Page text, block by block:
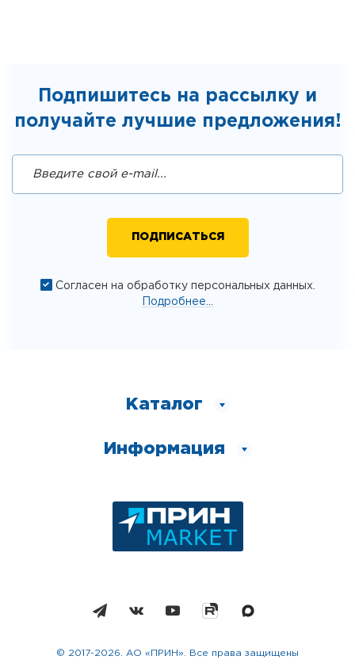
Подпишитесь на рассылку и
получайте лучшие предложения!
Согласен на обработку персональных данных.
Подробнее...
Каталог
Информация
© 2017-2026. АО «ПРИН». Все права защищены